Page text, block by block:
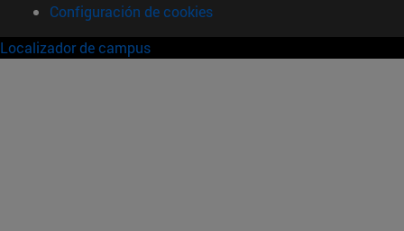
Configuración de cookies
Localizador de campus